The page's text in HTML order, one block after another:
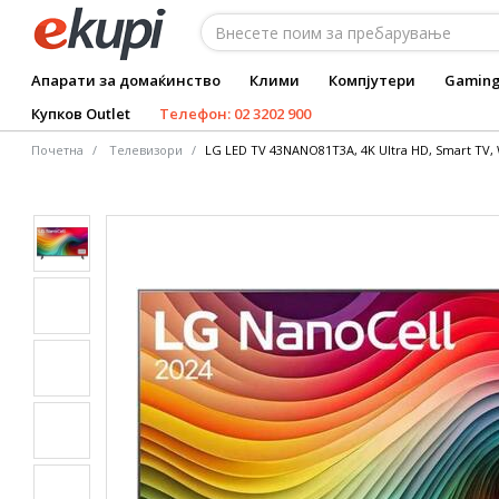
Апарати за домаќинство Клими Компјутери
Купков Outlet
Телефон: 02 3202 900
Почетна Tелевизори LG LED TV 43NANO81T3A, 4K Ultra HD, Smart